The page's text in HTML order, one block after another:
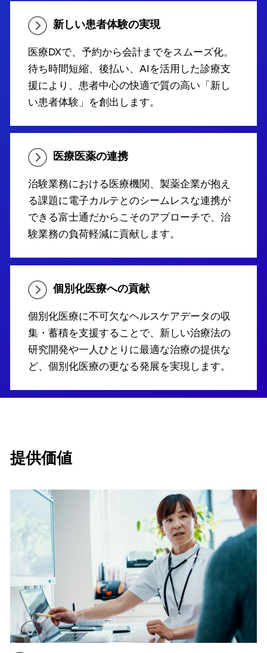
新しい患者体験の実現
医療DXで、予約から会計までをスムーズ化。
待ち時間短縮、後払い、AIを活用した診療支
援により、患者中心の快適で質の高い「新し
い患者体験」を創出します。
医療医薬の連携
治験業務における医療機関、製薬企業が抱え
る課題に電子カルテとのシームレスな連携が
できる富士通だからこそのアプローチで、治
験業務の負荷軽減に貢献します。
個別化医療への貢献
個別化医療に不可欠なヘルスケアデータの収
集・蓄積を支援することで、新しい治療法の
研究開発や一人ひとりに最適な治療の提供な
ど、個別化医療の更なる発展を実現します。
提供価値